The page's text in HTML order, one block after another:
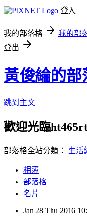
登入
我的部落格 我的部
登出
黃俊綸的部
跳到主文
歡迎光臨
部落格全站分類： 生活
相簿
部落格
名片
Jan 28 Thu 2016